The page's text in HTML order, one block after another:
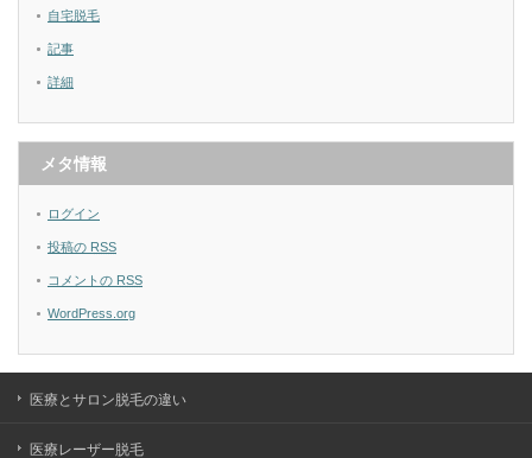
自宅脱毛
記事
詳細
メタ情報
ログイン
投稿の RSS
コメントの RSS
WordPress.org
医療とサロン脱毛の違い
医療レーザー脱毛